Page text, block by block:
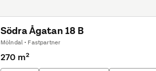
Södra Ågatan 18 B
Mölndal • Fastpartner
270 m²